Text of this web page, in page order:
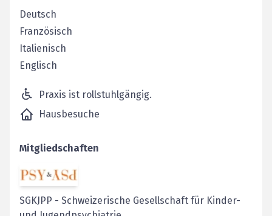
Deutsch
Französisch
Italienisch
Englisch
Praxis ist rollstuhlgängig.
Hausbesuche
Mitgliedschaften
SGKJPP - Schweizerische Gesellschaft für Kinder-